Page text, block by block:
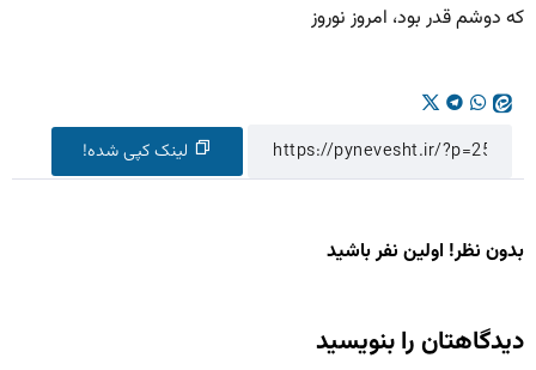
که دوشم قدر بود، امروز نوروز
لینک کپی شده!
بدون نظر! اولین نفر باشید
دیدگاهتان را بنویسید